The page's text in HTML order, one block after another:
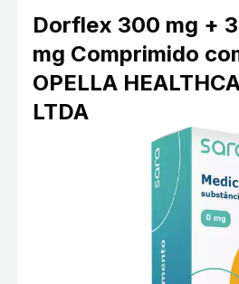
Dorflex 300 mg +
mg Comprimido
OPELLA
LTDA